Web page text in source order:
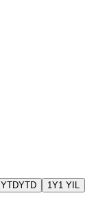
YTDYTD 1Y1 YIL